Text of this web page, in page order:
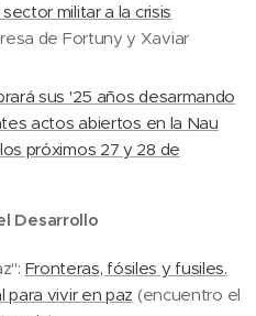
militar a la crisis
de Fortuny y Xaviar
sus '25 años desarmando
actos abiertos en la Nau
próximos 27 y 28 de
Desarrollo
Fronteras, fósiles y fusiles.
para vivir en paz (encuentro el